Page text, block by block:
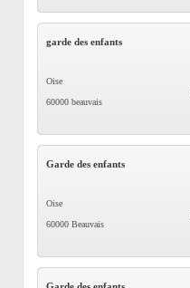
garde des enfants
Oise
60000 beauvais
Garde des enfants
Oise
60000 Beauvais